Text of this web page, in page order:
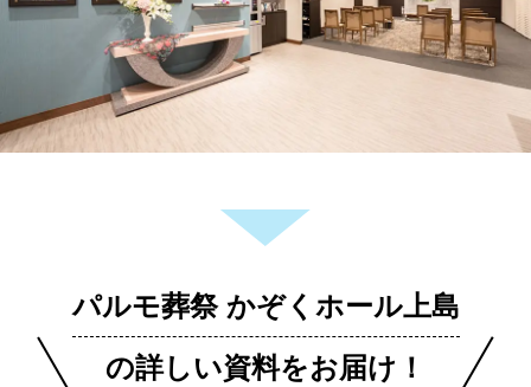
パルモ葬祭 かぞくホール上島
の詳しい資料をお届け！